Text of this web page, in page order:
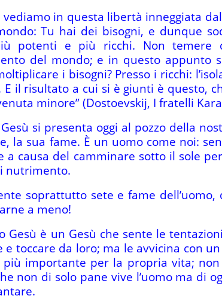
vediamo in questa libertà inneggiata
Tu hai dei bisogni, e dunque
potenti e più ricchi. Non temere
del mondo; e in questo appunto
i bisogni? Presso i ricchi:
E il risultato a cui si è giunti è questo,
minore” (Dostoevskij, I fratelli
si presenta oggi al pozzo della
la sua fame. È un uomo come noi:
a causa del camminare sotto il sole
nutrimento.
soprattutto sete e fame
a meno!
Gesù è un Gesù che sente le
e toccare da loro; ma le avvicina con
importante per la propria vita;
non di solo pane vive l’uomo ma di